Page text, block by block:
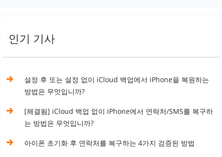
인기 기사
설정 후 또는 설정 없이 iCloud 백업에서 iPhone을 복원하는
방법은 무엇입니까?
[해결됨] iCloud 백업 없이 iPhone에서 연락처/SMS를 복구하
는 방법은 무엇입니까?
아이폰 초기화 후 연락처를 복구하는 4가지 검증된 방법